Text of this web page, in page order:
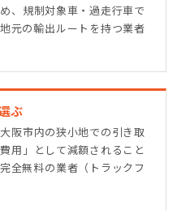
、規制対象車・過走行車で
元の輸出ルートを持つ業者
ぶ
阪市内の狭小地での引き取
用」として減額されること
全無料の業者（トラックフ